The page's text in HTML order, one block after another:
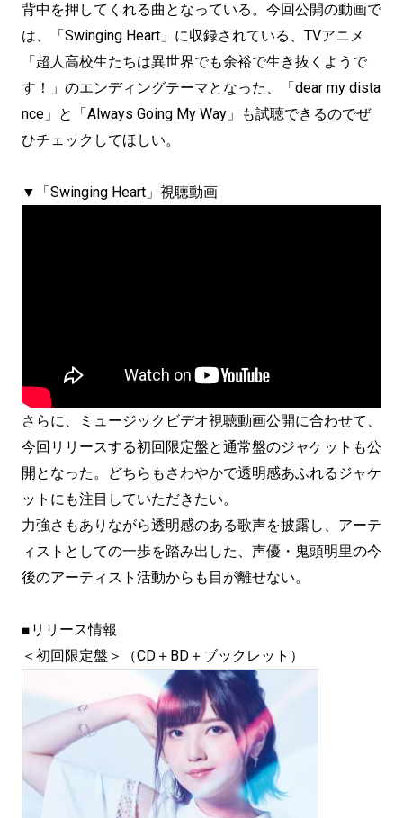
背中を押してくれる曲となっている。今回公開の動画で
は、「Swinging Heart」に収録されている、TVアニメ
「超人高校生たちは異世界でも余裕で生き抜くようで
す！」のエンディングテーマとなった、「dear my dista
nce」と「Always Going My Way」も試聴できるのでぜ
ひチェックしてほしい。
▼「Swinging Heart」視聴動画
さらに、ミュージックビデオ視聴動画公開に合わせて、
今回リリースする初回限定盤と通常盤のジャケットも公
開となった。どちらもさわやかで透明感あふれるジャケ
ットにも注目していただきたい。
力強さもありながら透明感のある歌声を披露し、アーテ
ィストとしての一歩を踏み出した、声優・鬼頭明里の今
後のアーティスト活動からも目が離せない。
■リリース情報
＜初回限定盤＞（CD＋BD＋ブックレット）